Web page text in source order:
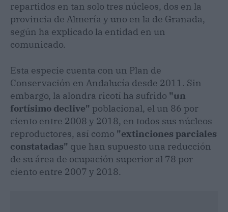
repartidos en tan solo tres núcleos, dos en la
provincia de Almería y uno en la de Granada,
según ha explicado la entidad en un
comunicado.
Esta especie cuenta con un Plan de
Conservación en Andalucía desde 2011. Sin
embargo, la alondra ricotí ha sufrido "un
fortísimo declive" poblacional, el un 86 por
ciento entre 2008 y 2018, en todos sus núcleos
reproductores, así como "extinciones parciales
constatadas" que han supuesto una reducción
de su área de ocupación superior al 78 por
ciento entre 2007 y 2018.